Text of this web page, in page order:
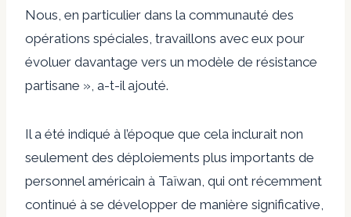
Nous, en particulier dans la communauté des
opérations spéciales, travaillons avec eux pour
évoluer davantage vers un modèle de résistance
partisane », a-t-il ajouté.
Il a été indiqué à l’époque que cela inclurait non
seulement des déploiements plus importants de
personnel américain à Taïwan, qui ont récemment
continué à se développer de manière significative,